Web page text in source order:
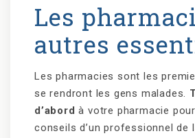
Les
autres
Les pharmacies sont les
se rendront les gens malades.
d’abord à votre pharmacie
conseils d’un professionnel de